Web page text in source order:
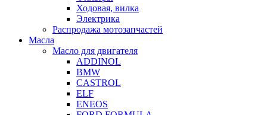
Ходовая, вилка
Электрика
Распродажа мотозапчастей
Масла
Масло для двигателя
ADDINOL
BMW
CASTROL
ELF
ENEOS